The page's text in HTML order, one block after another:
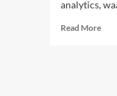
analytics,
Read MoreRead